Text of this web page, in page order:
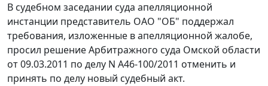
В судебном заседании суда апелляционной
инстанции представитель ОАО "ОБ" поддержал
требования, изложенные в апелляционной жалобе,
просил решение Арбитражного суда Омской области
от 09.03.2011 по делу N А46-100/2011 отменить и
принять по делу новый судебный акт.